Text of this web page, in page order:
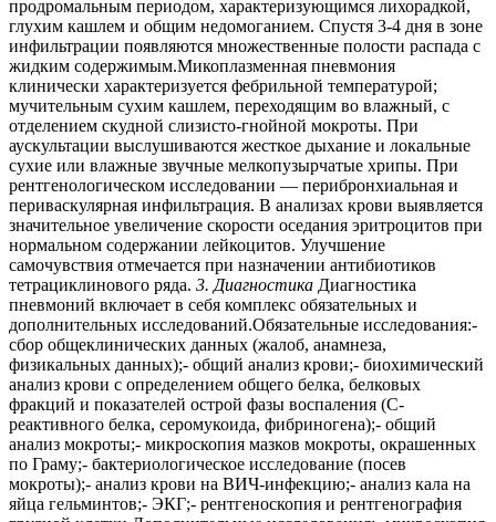
продромальным периодом, характеризующимся лихорадкой,
глухим кашлем и общим недомоганием. Спустя 3-4 дня в зоне
инфильтрации появляются множественные полости распада с
жидким содержимым.Микоплазменная пневмония
клинически характеризуется фебрильной температурой;
мучительным сухим кашлем, переходящим во влажный, с
отделением скудной слизисто-гнойной мокроты. При
аускультации выслушиваются жесткое дыхание и локальные
сухие или влажные звучные мелкопузырчатые хрипы. При
рентгенологическом исследовании — перибронхиальная и
периваскулярная инфильтрация. В анализах крови выявляется
значительное увеличение скорости оседания эритроцитов при
нормальном содержании лейкоцитов. Улучшение
самочувствия отмечается при назначении антибиотиков
тетрациклинового ряда. 3. Диагностика Диагностика
пневмоний включает в себя комплекс обязательных и
дополнительных исследований.Обязательные исследования:-
сбор общеклинических данных (жалоб, анамнеза,
физикальных данных);- общий анализ крови;- биохимический
анализ крови с определением общего белка, белковых
фракций и показателей острой фазы воспаления (С-
реактивного белка, серомукоида, фибриногена);- общий
анализ мокроты;- микроскопия мазков мокроты, окрашенных
по Граму;- бактериологическое исследование (посев
мокроты);- анализ крови на ВИЧ-инфекцию;- анализ кала на
яйца гельминтов;- ЭКГ;- рентгеноскопия и рентгенография